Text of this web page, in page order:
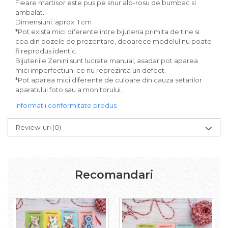
Fieare martisor este pus pe snur alb-rosu de bumbac si
ambalat.
Dimensiuni: aprox. 1 cm
*Pot exista mici diferente intre bijuteria primita de tine si
cea din pozele de prezentare, deoarece modelul nu poate
fi reprodus identic.
Bijuteriile Zenini sunt lucrate manual, asadar pot aparea
mici imperfectiuni ce nu reprezinta un defect.
*Pot aparea mici diferente de culoare din cauza setarilor
aparatului foto sau a monitorului.
Informatii conformitate produs
Review-uri (0)
Recomandari